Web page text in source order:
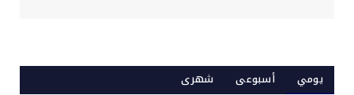
يومي أسبوعى شهرى